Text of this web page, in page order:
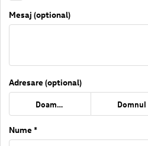
Mesaj (optional)
Adresare (optional)
Doamna Domnul
Nume *